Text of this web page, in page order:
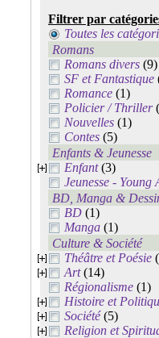
Filtrer par
Toutes les
Romans
Romans divers (9)
SF et Fantastique
Romance (1)
Policier / Thriller
Nouvelles (1)
Contes (5)
Enfants & Jeunesse
Enfant(3)
Jeunesse - Young
BD, Manga &
BD (1)
Manga (1)
Culture & Société
Théâtre et Poésie
Art(14)
Régionalisme (1)
Histoire et
Société(5)
Religion et